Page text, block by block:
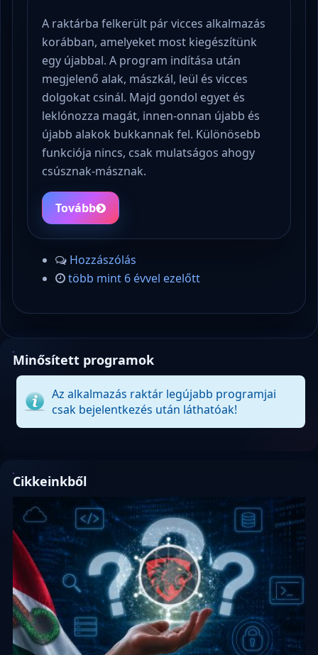
A raktárba felkerült pár vicces alkalmazás
korábban, amelyeket most kiegészítünk
egy újabbal. A program indítása után
megjelenő alak, mászkál, leül és vicces
dolgokat csinál. Majd gondol egyet és
leklónozza magát, innen-onnan újabb és
újabb alakok bukkannak fel. Különösebb
funkciója nincs, csak mulatságos ahogy
csúsznak-másznak.
Tovább
Hozzászólás
több mint 6 évvel ezelőtt
Minősített programok
Az alkalmazás raktár legújabb programjai
csak bejelentkezés után láthatóak!
Cikkeinkből